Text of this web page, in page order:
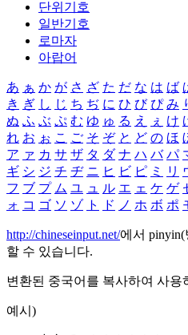
단위기호
일반기호
로마자
아랍어
あ ぁ か が さ ざ た だ な は ば
き ぎ し じ ち ぢ に ひ び ぴ み
ぬ ふ ぶ ぷ む ゆ ゅ る え ぇ け
れ お ぉ こ ご そ ぞ と ど の ほ
ア ァ カ サ ザ タ ダ ナ ハ バ パ
ギ シ ジ チ ヂ ニ ヒ ビ ピ ミ リ
フ ブ プ ム ユ ュ ル エ ェ ケ ゲ
ォ コ ゴ ソ ゾ ト ド ノ ホ ボ ポ
http://chineseinput.net/에서
할 수 있습니다.
변환된 중국어를 복사하여 사용
예시)